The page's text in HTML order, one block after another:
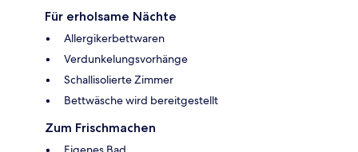
Für erholsame Nächte
Allergikerbettwaren
Verdunkelungsvorhänge
Schallisolierte Zimmer
Bettwäsche wird bereitgestellt
Zum Frischmachen